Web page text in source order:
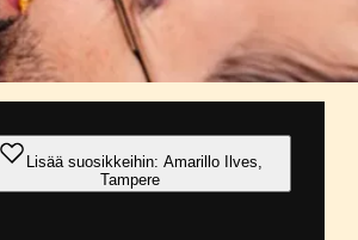
Lisää suosikkeihin: Amarillo Ilves,
Tampere